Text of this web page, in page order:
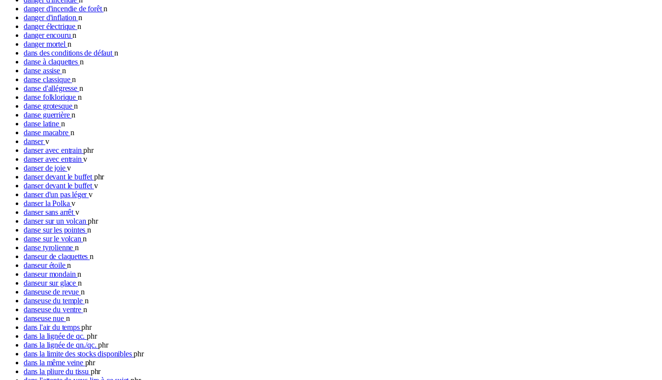
danger d'incendie de forêtn
danger d'inflation n
danger électrique n
danger encourun
danger mortel n
dans des conditions de défaut n
danse à claquettes n
danse assise n
danse classiquen
danse d'allégresse n
danse folklorique n
danse grotesquen
danse guerrièren
danse latine n
danse macabre n
danserv
danser avec entrainphr
danser avec entrainv
danser de joiev
danser devant le buffet phr
danser devant le buffet v
danser d'un pas légerv
danser la Polkav
danser sans arrêt v
danser sur un volcanphr
danse sur les pointesn
danse sur le volcann
danse tyroliennen
danseur de claquettesn
danseur étoilen
danseur mondainn
danseur sur glace n
danseuse de revue n
danseuse du temple n
danseuse du ventre n
danseuse nue n
dans l'air du tempsphr
dans la lignée de qc.phr
dans la lignée de qn./qc.phr
dans la limite des stocks disponiblesphr
dans la même veine phr
dans la pliure du tissu phr